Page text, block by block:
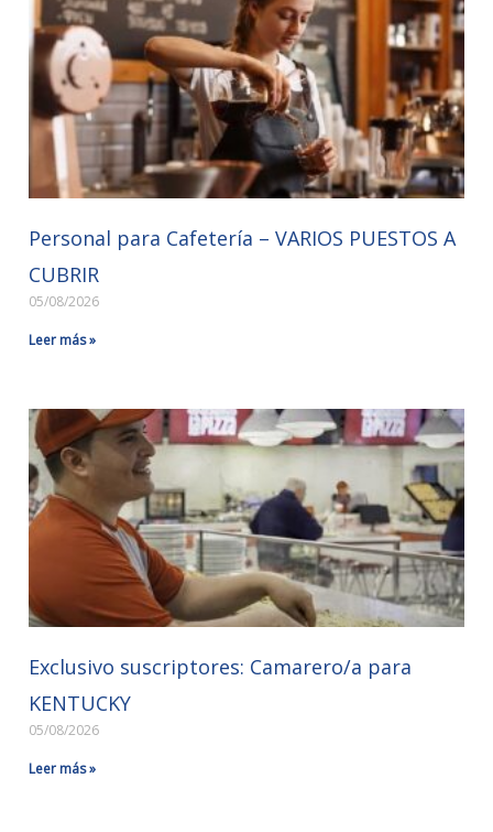
Personal para Cafetería – VARIOS PUESTOS A
CUBRIR
05/08/2026
Leer más »
Exclusivo suscriptores: Camarero/a para
KENTUCKY
05/08/2026
Leer más »